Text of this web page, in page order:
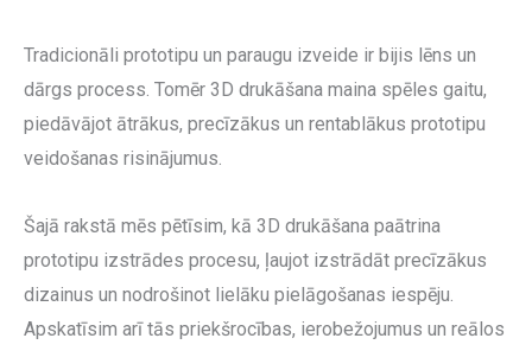
Tradicionāli prototipu un paraugu izveide ir bijis lēns un
dārgs process. Tomēr 3D drukāšana maina spēles gaitu,
piedāvājot ātrākus, precīzākus un rentablākus prototipu
veidošanas risinājumus.
Šajā rakstā mēs pētīsim, kā 3D drukāšana paātrina
prototipu izstrādes procesu, ļaujot izstrādāt precīzākus
dizainus un nodrošinot lielāku pielāgošanas iespēju.
Apskatīsim arī tās priekšrocības, ierobežojumus un reālos